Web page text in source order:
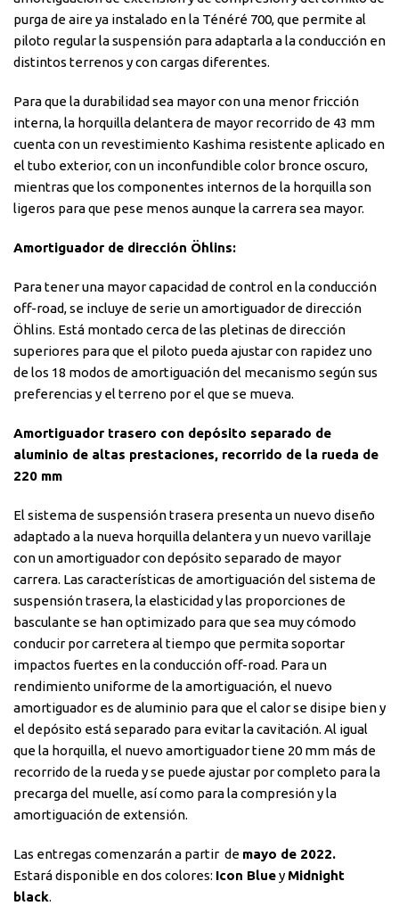
purga de aire ya instalado en la Ténéré 700, que permite al
piloto regular la suspensión para adaptarla a la conducción en
distintos terrenos y con cargas diferentes.
Para que la durabilidad sea mayor con una menor fricción
interna, la horquilla delantera de mayor recorrido de 43 mm
cuenta con un revestimiento Kashima resistente aplicado en
el tubo exterior, con un inconfundible color bronce oscuro,
mientras que los componentes internos de la horquilla son
ligeros para que pese menos aunque la carrera sea mayor.
Amortiguador de dirección Öhlins:
Para tener una mayor capacidad de control en la conducción
off-road, se incluye de serie un amortiguador de dirección
Öhlins. Está montado cerca de las pletinas de dirección
superiores para que el piloto pueda ajustar con rapidez uno
de los 18 modos de amortiguación del mecanismo según sus
preferencias y el terreno por el que se mueva.
Amortiguador trasero con depósito separado de
aluminio de altas prestaciones, recorrido de la rueda de
220 mm
El sistema de suspensión trasera presenta un nuevo diseño
adaptado a la nueva horquilla delantera y un nuevo varillaje
con un amortiguador con depósito separado de mayor
carrera. Las características de amortiguación del sistema de
suspensión trasera, la elasticidad y las proporciones de
basculante se han optimizado para que sea muy cómodo
conducir por carretera al tiempo que permita soportar
impactos fuertes en la conducción off-road. Para un
rendimiento uniforme de la amortiguación, el nuevo
amortiguador es de aluminio para que el calor se disipe bien y
el depósito está separado para evitar la cavitación. Al igual
que la horquilla, el nuevo amortiguador tiene 20 mm más de
recorrido de la rueda y se puede ajustar por completo para la
precarga del muelle, así como para la compresión y la
amortiguación de extensión.
Las entregas comenzarán a partir de mayo de 2022.
Estará disponible en dos colores: Icon Bluey Midnight
black.